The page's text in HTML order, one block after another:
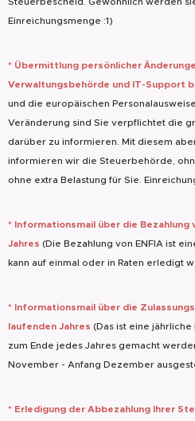
Einreichungsmenge :1)
* Übermittlung persönlicher
Verwaltungsbehörde und IT-Support
und die europäischen
Veränderung sind Sie verpflichtet die
darüber zu informieren. Mit diesem
informieren wir die Steuerbehörde,
ohne extra Belastung für Sie.
* Informationsmail über die Bezahlung
Jahres (Die Bezahlung von ENFIA ist
kann auf einmal oder in Raten erledigt
* Informationsmail über die
laufenden Jahres (Das ist eine jährliche
zum Ende jedes Jahres gemacht
November - Anfang Dezember
* Erledigung der Abbezahlung Ihrer